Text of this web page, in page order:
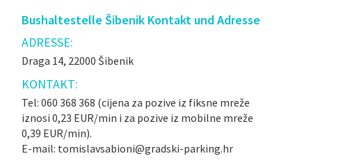
Bushaltestelle Šibenik Kontakt und Adresse
ADRESSE:
Draga 14, 22000 Šibenik
KONTAKT:
Tel: 060 368 368 (cijena za pozive iz fiksne mreže
iznosi 0,23 EUR/min i za pozive iz mobilne mreže
0,39 EUR/min).
E-mail: tomislavsabioni@gradski-parking.hr